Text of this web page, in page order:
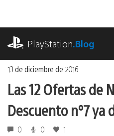
contenido
PlayStation.Blog
13 de diciembre de 2016
Las 12 Ofertas de
Descuento nº7 ya
0 0 1